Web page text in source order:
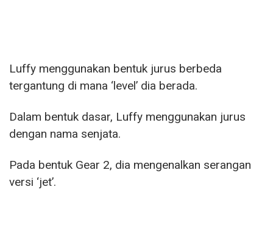
Luffy menggunakan bentuk jurus berbeda
tergantung di mana ‘level’ dia berada.
Dalam bentuk dasar, Luffy menggunakan jurus
dengan nama senjata.
Pada bentuk Gear 2, dia mengenalkan serangan
versi ‘jet’.